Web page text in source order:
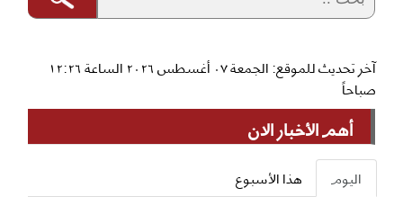
آخر تحديث للموقع: الجمعة ٠٧ أغسطس ٢٠٢٦ الساعة ١٢:٢٦
صباحاً
أهم الأخبار الان
اليوم هذا الأسبوع